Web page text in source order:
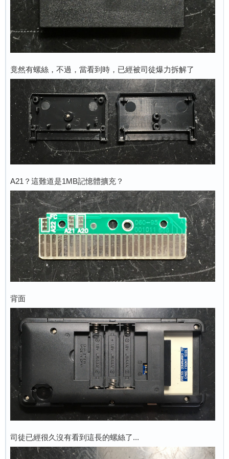
竟然有螺絲，不過，當看到時，已經被司徒爆力拆解了
A21？這難道是1MB記憶體擴充？
背面
司徒已經很久沒有看到這長的螺絲了...